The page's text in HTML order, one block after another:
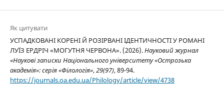
Як цитувати
УСПАДКОВАНІ КОРЕНІ Й РОЗІРВАНІ ІДЕНТИЧНОСТІ У РОМАНІ
ЛУЇЗ ЕРДРІЧ «МОГУТНЯ ЧЕРВОНА». (2026).Науковий журнал
«Наукові записки Національного університету «Острозька
академія»: серія «Філологія»,29(97), 89-94.
https://journals.oa.edu.ua/Philology/article/view/4738